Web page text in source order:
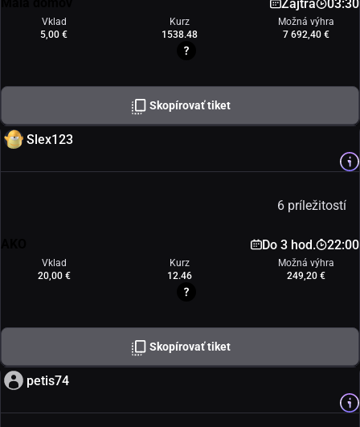
Zajtra 03:30
Vklad
5,00 €
Kurz
1538.48
Možná výhra
7 692,40 €
Skopírovať tiket
Slex123
6 príležitostí
Do 3 hod. 22:00
Vklad
20,00 €
Kurz
12.46
Možná výhra
249,20 €
Skopírovať tiket
petis74